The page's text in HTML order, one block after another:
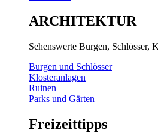
ARCHITEKTUR
Sehenswerte Burgen, Schlösser,
Burgen und Schlösser
Klosteranlagen
Ruinen
Parks und Gärten
Freizeittipps